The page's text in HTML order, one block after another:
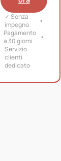
✓ Senza
impegno
Pagamento
a 30 giorni
Servizio
clienti
dedicato